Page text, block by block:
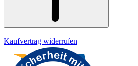
Kaufvertrag widerrufen